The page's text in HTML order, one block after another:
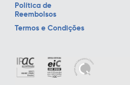
Política de
Reembolsos
Termos e Condições